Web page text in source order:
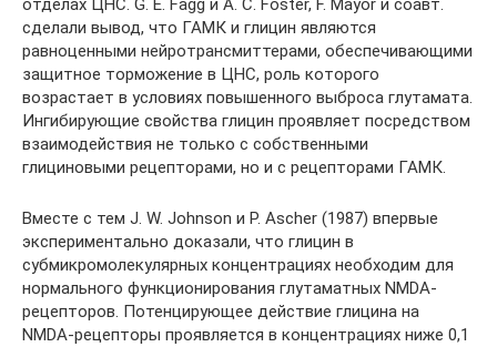
отделах ЦНС. G. E. Fagg и A. C. Foster, F. Mayor и соавт.
сделали вывод, что ГАМК и глицин являются
равноценными нейротрансмиттерами, обеспечивающими
защитное торможение в ЦНС, роль которого
возрастает в условиях повышенного выброса глутамата.
Ингибирующие свойства глицин проявляет посредством
взаимодействия не только с собственными
глициновыми рецепторами, но и с рецепторами ГАМК.
Вместе с тем J. W. Johnson и P. Ascher (1987) впервые
экспериментально доказали, что глицин в
субмикромолекулярных концентрациях необходим для
нормального функционирования глутаматных NMDA-
рецепторов. Потенцирующее действие глицина на
NMDA-рецепторы проявляется в концентрациях ниже 0,1